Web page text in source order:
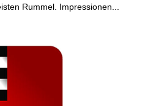
Rummel. Impressionen...